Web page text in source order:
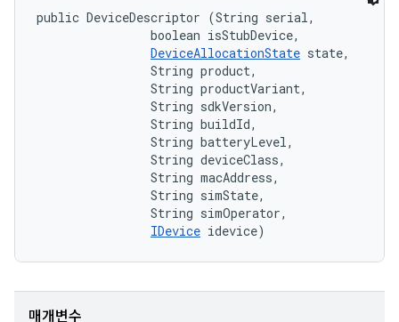
public DeviceDescriptor (String serial,
                boolean isStubDevice,
DeviceAllocationState state,
                String product,
                String productVariant,
                String sdkVersion,
                String buildId,
                String batteryLevel,
                String deviceClass,
                String macAddress,
                String simState,
                String simOperator,
IDevice idevice)
매개변수